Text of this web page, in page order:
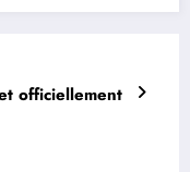
officiellement